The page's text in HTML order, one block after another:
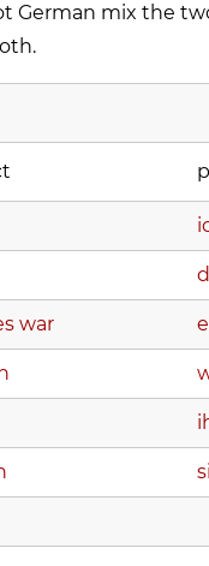
German mix the
war